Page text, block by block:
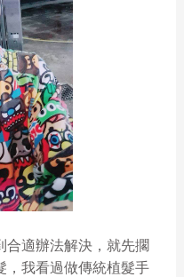
合適辦法解決，就先擱
，我看過做傳統植髮手